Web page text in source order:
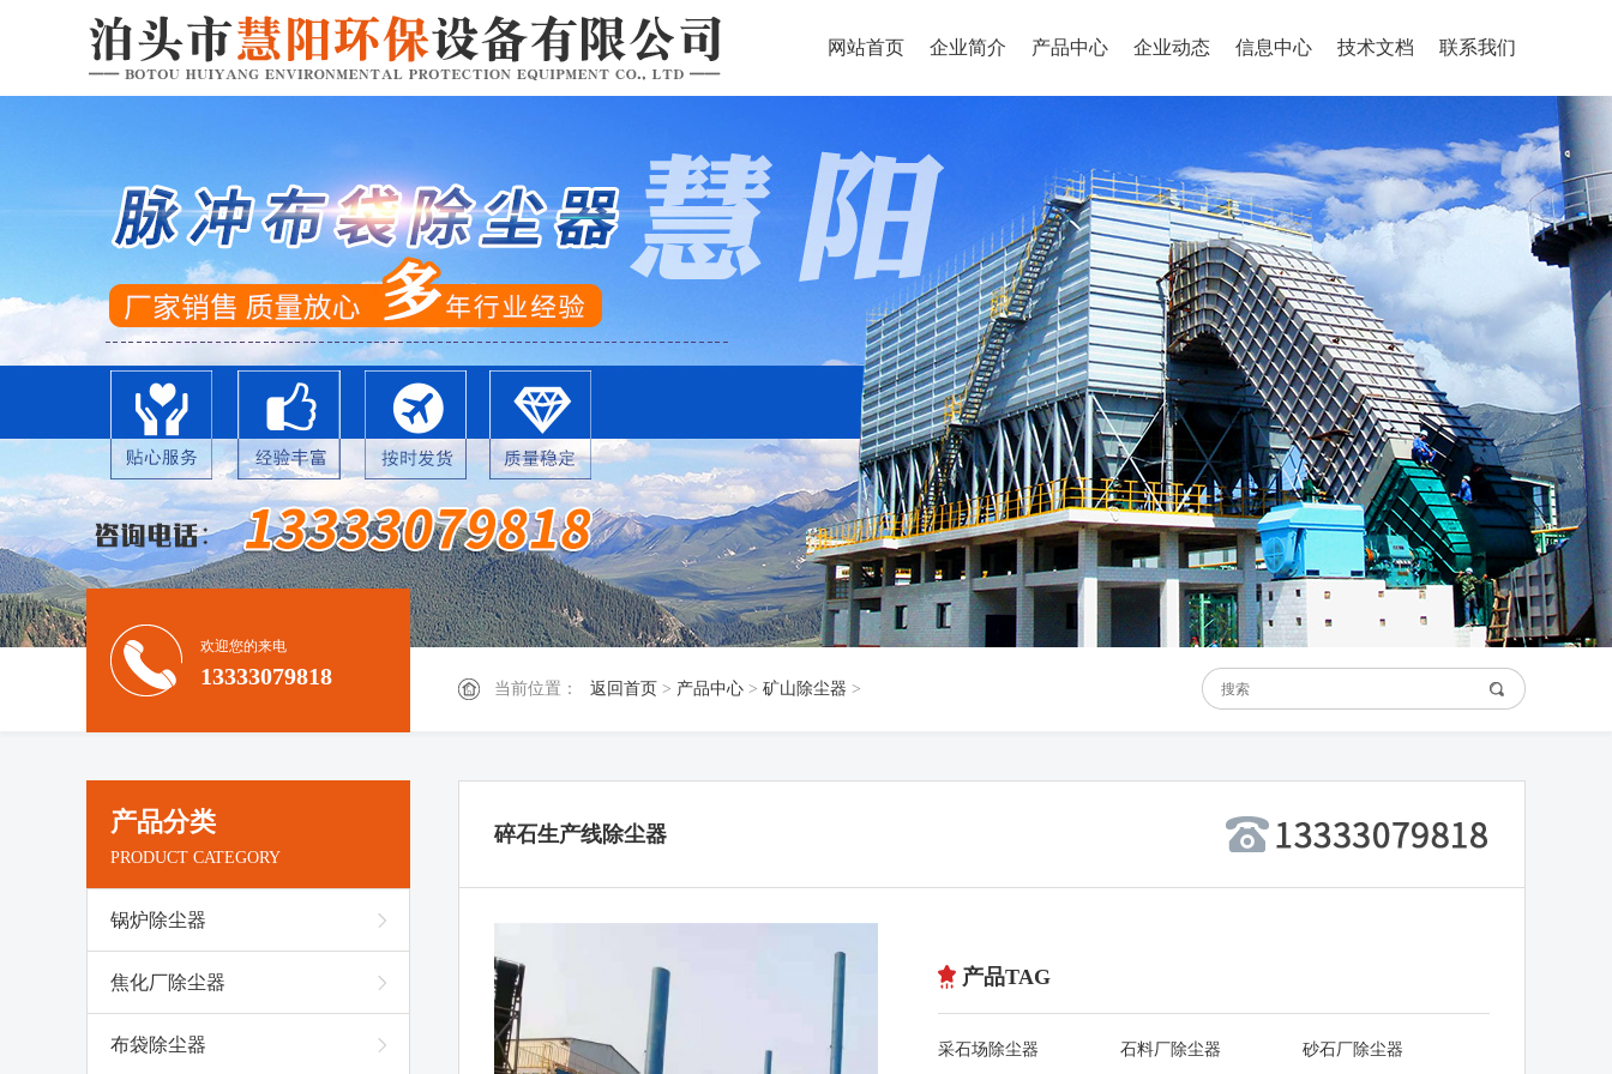
网站首页 企业简介 产品中心 企业动态 信息中心 技术文档 联系我们
当前位置： 返回首页 > 产品中心 > 矿山除尘器 >
欢迎您的来电
13333079818
产品分类
PRODUCT CATEGORY
锅炉除尘器
焦化厂除尘器
布袋除尘器
碎石生产线除尘器
产品TAG
采石场除尘器 石料厂除尘器 砂石厂除尘器